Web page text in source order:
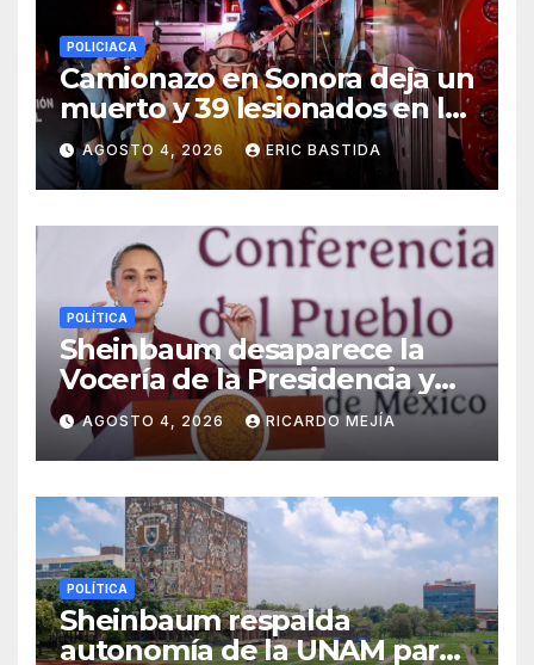
POLICIACA
Camionazo en Sonora deja un
muerto y 39 lesionados en la
carretera Obregón-Empalme
AGOSTO 4, 2026 ERIC BASTIDA
POLÍTICA
Sheinbaum desaparece la
Vocería de la Presidencia y
crea nueva Unidad de
Ayudantía
AGOSTO 4, 2026 RICARDO MEJÍA
POLÍTICA
Sheinbaum respalda
autonomía de la UNAM para